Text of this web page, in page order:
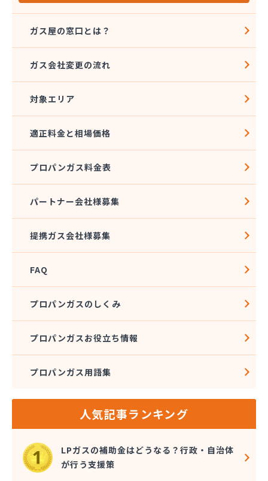
伊藤燃設
伊木燃料
岡田商店
加藤商店
加藤商店
加藤燃設
加納商店
栢森
関西プロパン瓦斯 名張営業所
丸一商店
岩谷産業エネルギー 三重支店
岩田水車
亀山瓦斯
菊屋
菊屋ガス
吉岡燃料店
吉村プロパン
県商会
古川ヴェスタ商会
ガス屋の窓口とは？
ガス会社変更の流れ
対象エリア
適正料金と相場価格
プロパンガス料金表
パートナー会社様募集
提携ガス会社様募集
FAQ
プロパンガスのしくみ
プロパンガスお役立ち情報
プロパンガス用語集
人気記事ランキング
LPガスの補助金はどうなる？行政・自治体
が行う支援策